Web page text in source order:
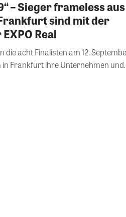
– Sieger frameless aus
sind mit der
Real
die acht Finalisten am 12.
Frankfurt ihre Unternehmen